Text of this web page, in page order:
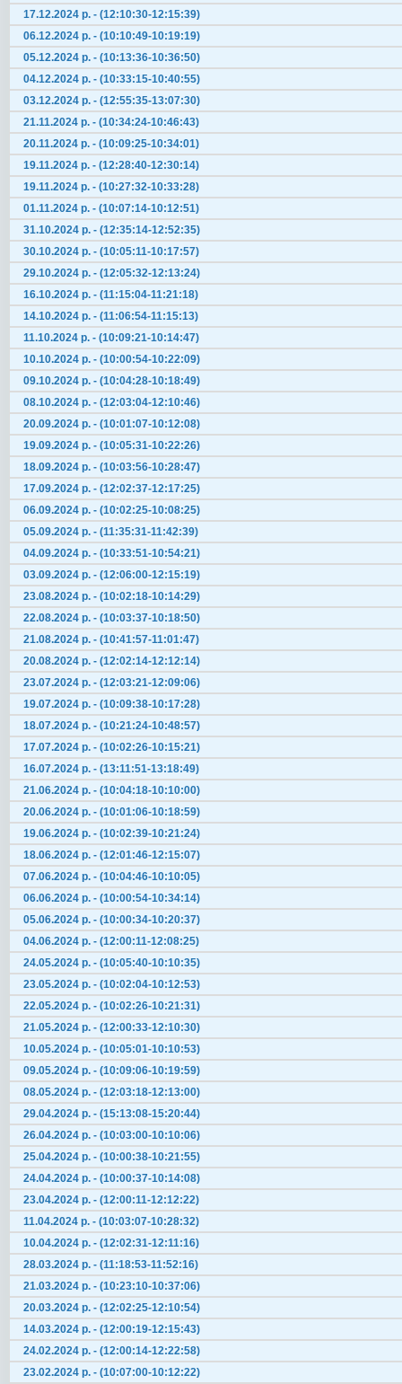
17.12.2024 р. - (12:10:30-12:15:39)
06.12.2024 р. - (10:10:49-10:19:19)
05.12.2024 р. - (10:13:36-10:36:50)
04.12.2024 р. - (10:33:15-10:40:55)
03.12.2024 р. - (12:55:35-13:07:30)
21.11.2024 р. - (10:34:24-10:46:43)
20.11.2024 р. - (10:09:25-10:34:01)
19.11.2024 р. - (12:28:40-12:30:14)
19.11.2024 р. - (10:27:32-10:33:28)
01.11.2024 р. - (10:07:14-10:12:51)
31.10.2024 р. - (12:35:14-12:52:35)
30.10.2024 р. - (10:05:11-10:17:57)
29.10.2024 р. - (12:05:32-12:13:24)
16.10.2024 р. - (11:15:04-11:21:18)
14.10.2024 р. - (11:06:54-11:15:13)
11.10.2024 р. - (10:09:21-10:14:47)
10.10.2024 р. - (10:00:54-10:22:09)
09.10.2024 р. - (10:04:28-10:18:49)
08.10.2024 р. - (12:03:04-12:10:46)
20.09.2024 р. - (10:01:07-10:12:08)
19.09.2024 р. - (10:05:31-10:22:26)
18.09.2024 р. - (10:03:56-10:28:47)
17.09.2024 р. - (12:02:37-12:17:25)
06.09.2024 р. - (10:02:25-10:08:25)
05.09.2024 р. - (11:35:31-11:42:39)
04.09.2024 р. - (10:33:51-10:54:21)
03.09.2024 р. - (12:06:00-12:15:19)
23.08.2024 р. - (10:02:18-10:14:29)
22.08.2024 р. - (10:03:37-10:18:50)
21.08.2024 р. - (10:41:57-11:01:47)
20.08.2024 р. - (12:02:14-12:12:14)
23.07.2024 р. - (12:03:21-12:09:06)
19.07.2024 р. - (10:09:38-10:17:28)
18.07.2024 р. - (10:21:24-10:48:57)
17.07.2024 р. - (10:02:26-10:15:21)
16.07.2024 р. - (13:11:51-13:18:49)
21.06.2024 р. - (10:04:18-10:10:00)
20.06.2024 р. - (10:01:06-10:18:59)
19.06.2024 р. - (10:02:39-10:21:24)
18.06.2024 р. - (12:01:46-12:15:07)
07.06.2024 р. - (10:04:46-10:10:05)
06.06.2024 р. - (10:00:54-10:34:14)
05.06.2024 р. - (10:00:34-10:20:37)
04.06.2024 р. - (12:00:11-12:08:25)
24.05.2024 р. - (10:05:40-10:10:35)
23.05.2024 р. - (10:02:04-10:12:53)
22.05.2024 р. - (10:02:26-10:21:31)
21.05.2024 р. - (12:00:33-12:10:30)
10.05.2024 р. - (10:05:01-10:10:53)
09.05.2024 р. - (10:09:06-10:19:59)
08.05.2024 р. - (12:03:18-12:13:00)
29.04.2024 р. - (15:13:08-15:20:44)
26.04.2024 р. - (10:03:00-10:10:06)
25.04.2024 р. - (10:00:38-10:21:55)
24.04.2024 р. - (10:00:37-10:14:08)
23.04.2024 р. - (12:00:11-12:12:22)
11.04.2024 р. - (10:03:07-10:28:32)
10.04.2024 р. - (12:02:31-12:11:16)
28.03.2024 р. - (11:18:53-11:52:16)
21.03.2024 р. - (10:23:10-10:37:06)
20.03.2024 р. - (12:02:25-12:10:54)
14.03.2024 р. - (12:00:19-12:15:43)
24.02.2024 р. - (12:00:14-12:22:58)
23.02.2024 р. - (10:07:00-10:12:22)